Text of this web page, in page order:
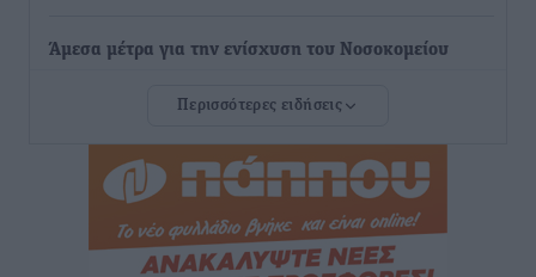
Άμεσα μέτρα για την ενίσχυση του Νοσοκομείου
ανακοίνωσε ο Άδωνις Γεωργιάδης
Iατρικός Σύλλογος Ροδου προς Α. Γεωργιάδη:
Στρατηγικές Προτάσεις για την Ενίσχυση της
Δημόσιας Υγείας στη Νησιωτική Ελλάδα και στα
Περισσότερες ειδήσεις